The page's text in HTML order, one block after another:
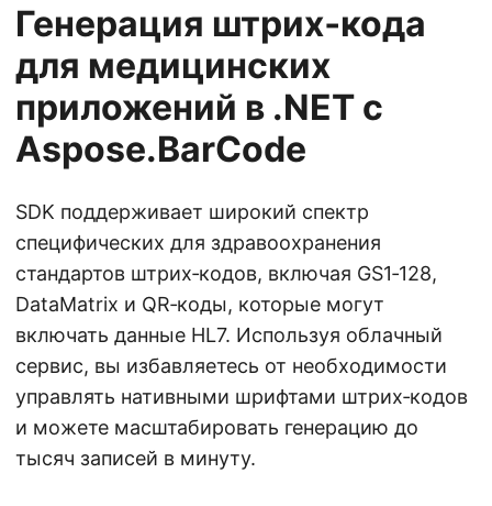
Генерация штрих‑кода
для медицинских
приложений в .NET с
Aspose.BarCode
SDK поддерживает широкий спектр
специфических для здравоохранения
стандартов штрих‑кодов, включая GS1‑128,
DataMatrix и QR‑коды, которые могут
включать данные HL7. Используя облачный
сервис, вы избавляетесь от необходимости
управлять нативными шрифтами штрих‑кодов
и можете масштабировать генерацию до
тысяч записей в минуту.